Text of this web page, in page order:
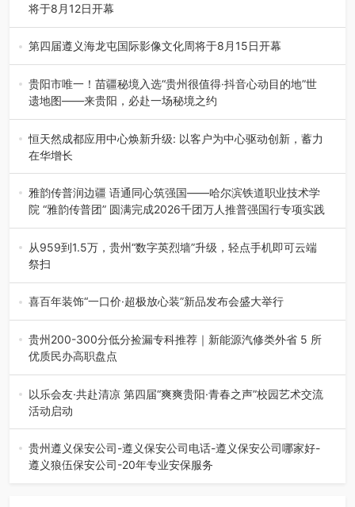
将于8月12日开幕
8月7日，威宁彝族回族苗族自治县第二十三届“民族团结
杯”篮球赛暨2026年“村B…
第四届遵义海龙屯国际影像文化周将于8月15日开幕
8月7日，第四届遵义海龙屯国际影像文化周媒体通气会在世
界文化遗产地海龙屯核心景区…
贵阳市唯一！苗疆秘境入选“贵州很值得·抖音心动目的地”世
遗地图——来贵阳，必赴一场秘境之约
2026年7月21日，2026年“贵州很值得”暨抖音“心动目的
地”（贵州站）主题…
恒天然成都应用中心焕新升级: 以客户为中心驱动创新，蓄力
在华增长
融合全球研发实力与本土洞察，深化客户共创，赋能西南市
场创新发展 （7月27日，成…
雅韵传普润边疆 语通同心筑强国——哈尔滨铁道职业技术学
院 “雅韵传普团” 圆满完成2026千团万人推普强国行专项实践
为扎实推进2026“千团万人推普强国行”大学生暑期社会实
践，牢牢紧扣 “雅韵传普…
从959到1.5万，贵州“数字英烈墙”升级，轻点手机即可云端
祭扫
八一建军节到来之际，由贵州省退役军人事务厅指导，贵阳
市退役军人事务局联合贵州广电…
喜百年装饰“一口价·超极放心装”新品发布会盛大举行
2026年7月31日，喜百年装饰“一口价·超极放心装”新品发布
会在贵阳隆重举行。…
贵州200-300分低分捡漏专科推荐｜新能源汽修类外省 5 所
优质民办高职盘点
在贵州省高考志愿填报体系中，200至300分数段考生可选择
的省内工科、新能源汽车…
以乐会友·共赴清凉 第四届“爽爽贵阳·青春之声”校园艺术交流
活动启动
七月的贵阳，清风送爽，第四届“爽爽贵阳·青春之声”校园管
弦乐（合唱）艺术交流活动…
贵州遵义保安公司-遵义保安公司电话-遵义保安公司哪家好-
遵义狼伍保安公司-20年专业安保服务